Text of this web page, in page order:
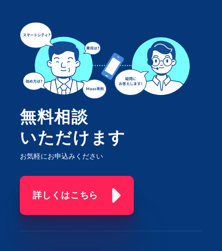
無料相談
いただけます
お気軽にお申込みください
詳しくはこちら